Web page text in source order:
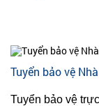
Tuyển bảo vệ
Tuyển bảo vệ